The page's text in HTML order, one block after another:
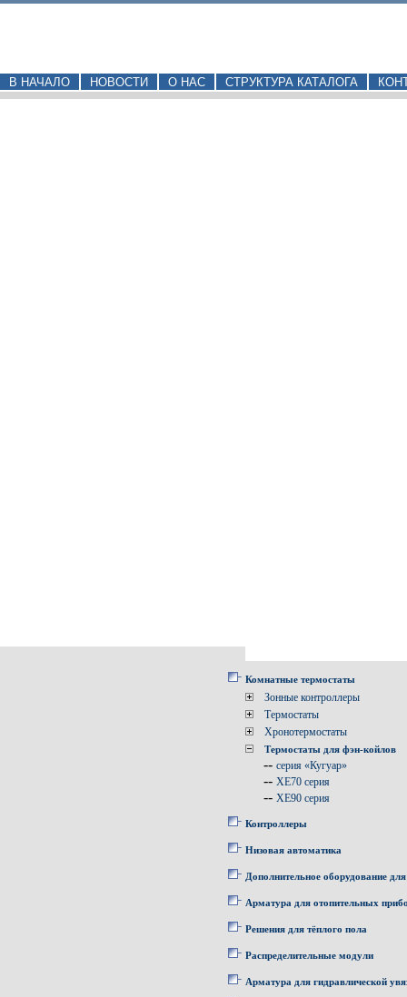
В НАЧАЛО НОВОСТИ О НАС СТРУКТУРА КАТАЛОГА
Комнатные термостаты
Зонные контроллеры
Термостаты
Хронотермостаты
Термостаты для фэн-койлов
-- серия «Кугуар»
-- XE70 серия
-- XE90 серия
Контроллеры
Низовая автоматика
Дополнительное оборудование
Арматура для отопительных
Решения для тёплого пола
Распределительные модули
Арматура для гидравлической